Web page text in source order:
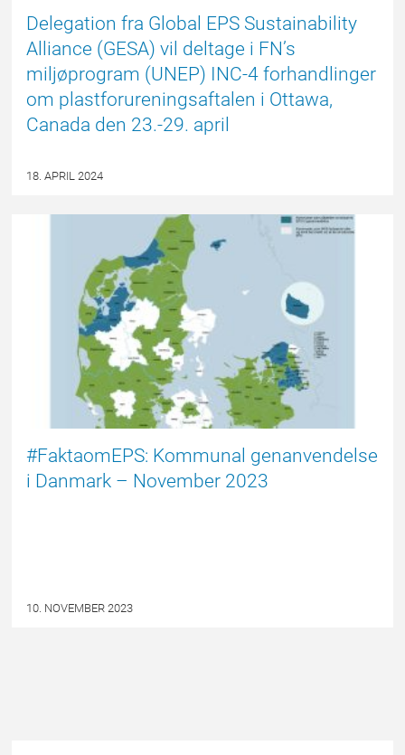
Delegation fra Global EPS Sustainability
Alliance (GESA) vil deltage i FN’s
miljøprogram (UNEP) INC-4 forhandlinger
om plastforureningsaftalen i Ottawa,
Canada den 23.-29. april
18. APRIL 2024
#FaktaomEPS: Kommunal genanvendelse
i Danmark – November 2023
10. NOVEMBER 2023
EPSBLOGGEN